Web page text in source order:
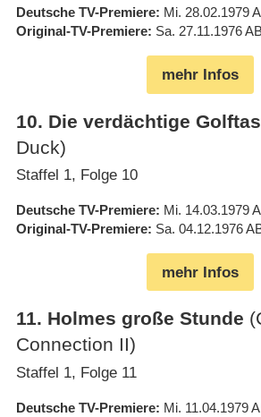
Deutsche TV-Premiere Mi. 28.02.1979
Original-TV-Premiere Sa. 27.11.1976
mehr Infos
10. Die verdächtige
Duck)
Staffel 1, Folge 10
Deutsche TV-Premiere Mi. 14.03.1979
Original-TV-Premiere Sa. 04.12.1976
mehr Infos
11. Holmes große Stunde
Connection II)
Staffel 1, Folge 11
Deutsche TV-Premiere Mi. 11.04.1979